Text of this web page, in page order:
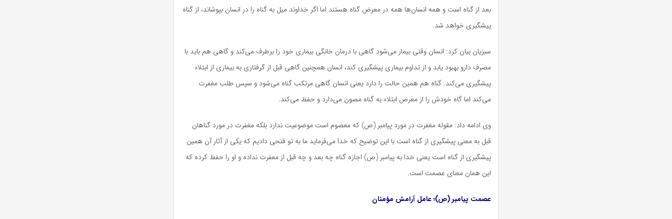
بعد از گناه است و همه انسان‌ها همه در معرض گناه هستند اما اگر خداوند میل به گناه را در انسان بپوشاند، از گناه
پیشگیری خواهد شد.
سبزیان بیان کرد: انسان وقتی بیمار می‌شود گاهی با درمان خانگی بیماری خود را برطرف می‌کند و گاهی هم باید با
مصرف دارو بهبود یابد و از تداوم بیماری پیشگیری کند، انسان همچنین گاهی قبل از گرفتاری به بیماری از ابتلاء
پیشگیری می‌کند. گناه هم همین حالت را دارد یعنی انسان گاهی مرتکب گناه می‌شود و سپس طلب مغفرت
می‌کند اما گاه خودش را از معرض ابتلاء به گناه مصون می‌دارد و حفظ می‌کند.
وی ادامه داد: مقوله مغفرت در مورد پیامبر (ص) که معصوم است موضوعیت ندارد بلکه مغفرت در مورد گناهان
قبل به معنی پیشگیری از گناه است با این توضیح که خدا می‌فرماید ما به تو فتحی دادیم که یکی از آثار آن همین
پیشگیری از گناه است یعنی خدا به پیامبر (ص) اجازه گناه چه بعد و چه قبل از معفرت نداده و او را حفظ کرده که
این همان معنای عصمت است.
عصمت پیامبر (ص)؛ عامل آرامش مؤمنان